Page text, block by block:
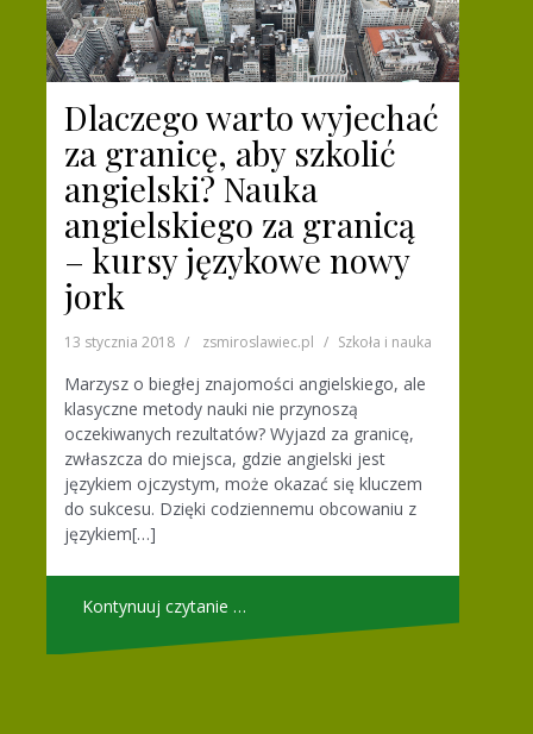
Dlaczego warto wyjechać
za granicę, aby szkolić
angielski? Nauka
angielskiego za granicą
– kursy językowe nowy
jork
13 stycznia 2018 zsmiroslawiec.pl Szkoła i nauka
Marzysz o biegłej znajomości angielskiego, ale
klasyczne metody nauki nie przynoszą
oczekiwanych rezultatów? Wyjazd za granicę,
zwłaszcza do miejsca, gdzie angielski jest
językiem ojczystym, może okazać się kluczem
do sukcesu. Dzięki codziennemu obcowaniu z
językiem[…]
Kontynuuj czytanie …